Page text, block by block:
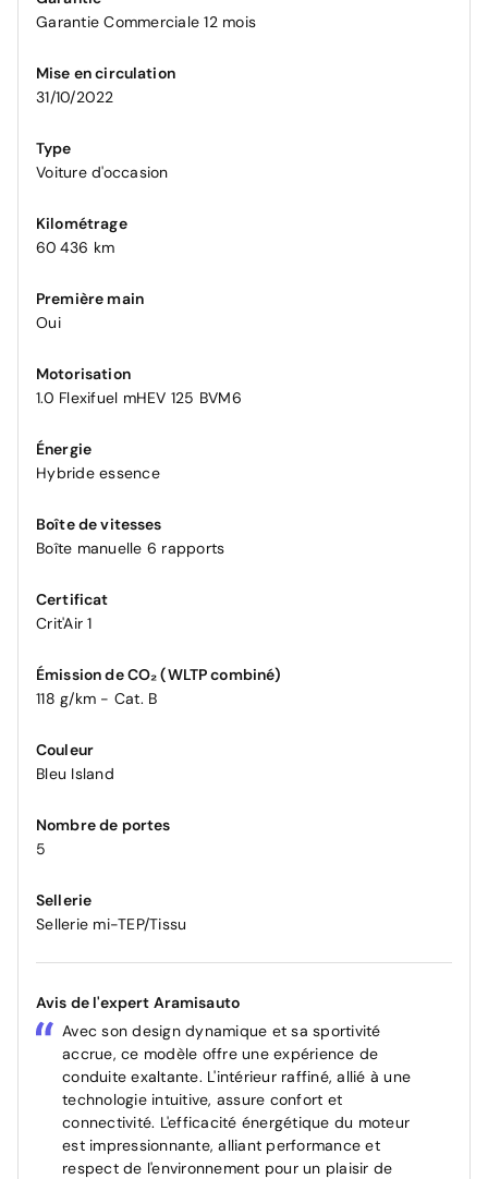
Garantie Commerciale 12 mois
Mise en circulation
31/10/2022
Type
Voiture d'occasion
Kilométrage
60 436 km
Première main
Oui
Motorisation
1.0 Flexifuel mHEV 125 BVM6
Énergie
Hybride essence
Boîte de vitesses
Boîte manuelle 6 rapports
Certificat
Crit'Air 1
Émission de CO₂ (WLTP combiné)
118 g/km - Cat. B
Couleur
Bleu Island
Nombre de portes
5
Sellerie
Sellerie mi-TEP/Tissu
Avis de l'expert Aramisauto
Avec son design dynamique et sa sportivité
accrue, ce modèle offre une expérience de
conduite exaltante. L'intérieur raffiné, allié à une
technologie intuitive, assure confort et
connectivité. L'efficacité énergétique du moteur
est impressionnante, alliant performance et
respect de l'environnement pour un plaisir de